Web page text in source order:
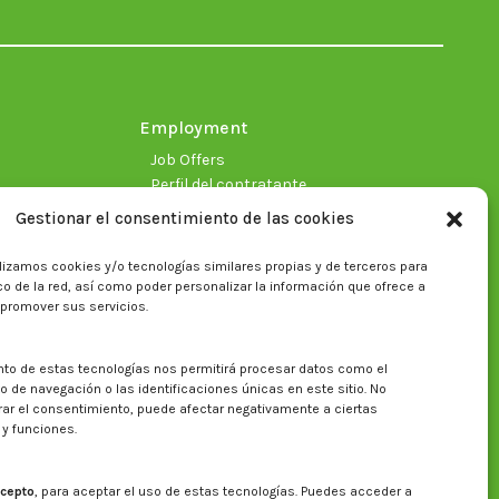
Gestionar el consentimiento de las cookies
cookies y/o tecnologías similares propias y de terceros para
de la red, así como poder personalizar la información que ofrece a
sus servicios.
de estas tecnologías nos permitirá procesar datos como el
de navegación o las identificaciones únicas en este sitio. No
el consentimiento, puede afectar negativamente a ciertas
funciones.
, para aceptar el uso de estas tecnologías. Puedes acceder a
new new new new new new
Employment
Job Offers
Perfil del contratante
Search on CITA website
Search: